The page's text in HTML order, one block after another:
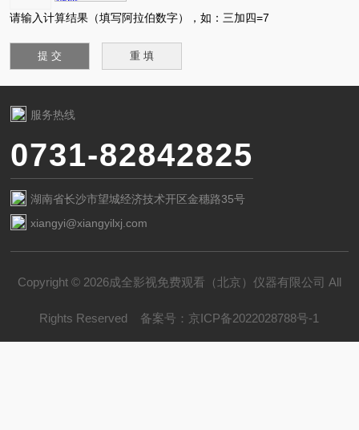
请输入计算结果（填写阿拉伯数字），如：三加四=7
服务热线
0731-82842825
湖南省长沙市望城经济技术开区金穗路35号
xiangyi@xiangyilxj.com
Copyright © 2026成全影视免费观看（北京）仪器有限公司 All
Rights Reserved 备案号： 京ICP备2022028788号-1